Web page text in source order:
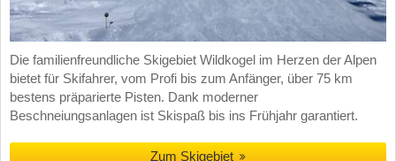
Die familienfreundliche Skigebiet Wildkogel im Herzen der Alpen
bietet für Skifahrer, vom Profi bis zum Anfänger, über 75 km
bestens präparierte Pisten. Dank moderner
Beschneiungsanlagen ist Skispaß bis ins Frühjahr garantiert.
Zum Skigebiet